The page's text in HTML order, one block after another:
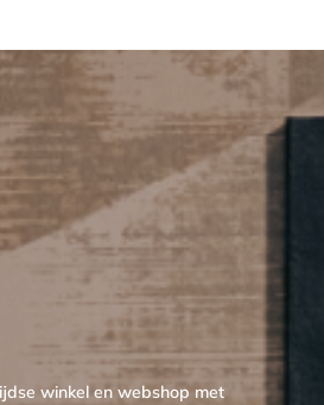
winkel en webshop met